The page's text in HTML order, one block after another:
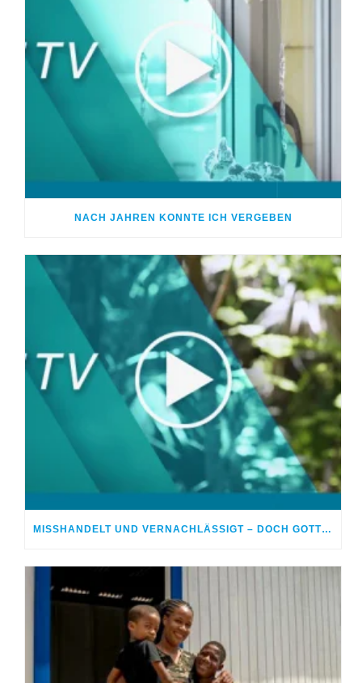
NACH JAHREN KONNTE ICH VERGEBEN
MISSHANDELT UND VERNACHLÄSSIGT – DOCH GOTT HEILTE MEINE WUNDEN